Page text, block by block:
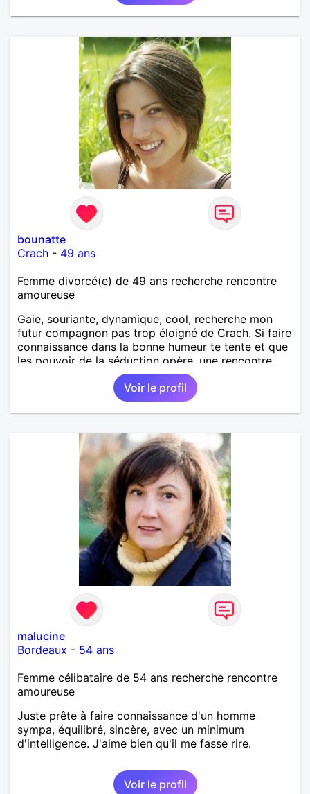
bounatte
Crach - 49 ans
Femme divorcé(e) de 49 ans recherche rencontre
amoureuse
Gaie, souriante, dynamique, cool, recherche mon
futur compagnon pas trop éloigné de Crach. Si faire
connaissance dans la bonne humeur te tente et que
les pouvoir de la séduction opère, une rencontre
galante s'imposera !
Voir le profil
malucine
Bordeaux - 54 ans
Femme célibataire de 54 ans recherche rencontre
amoureuse
Juste prête à faire connaissance d'un homme
sympa, équilibré, sincère, avec un minimum
d'intelligence. J'aime bien qu'il me fasse rire.
Voir le profil